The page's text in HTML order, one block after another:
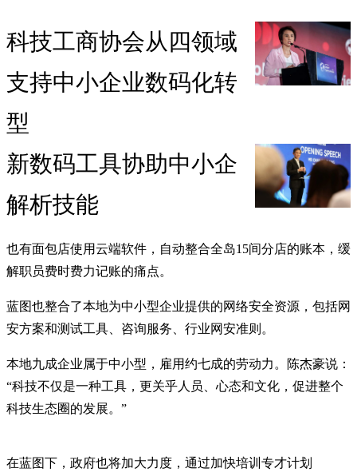
科技工商协会从四领域
支持中小企业数码化转
型
新数码工具协助中小企
解析技能
也有面包店使用云端软件，自动整合全岛15间分店的账本，缓
解职员费时费力记账的痛点。
蓝图也整合了本地为中小型企业提供的网络安全资源，包括网
安方案和测试工具、咨询服务、行业网安准则。
本地九成企业属于中小型，雇用约七成的劳动力。陈杰豪说：
“科技不仅是一种工具，更关乎人员、心态和文化，促进整个
科技生态圈的发展。”
在蓝图下，政府也将加大力度，通过加快培训专才计划